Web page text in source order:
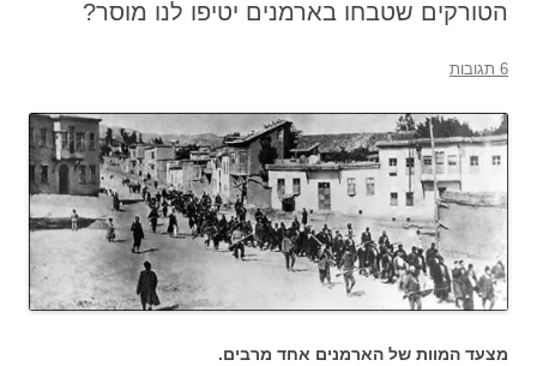
הטורקים שטבחו בארמנים יטיפו לנו מוסר?
6 תגובות
מצעד המוות של הארמנים אחד מרבים.